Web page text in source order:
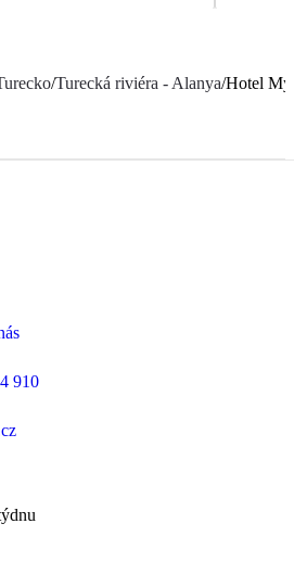
/Turecká riviéra - Alanya/Hotel My
910